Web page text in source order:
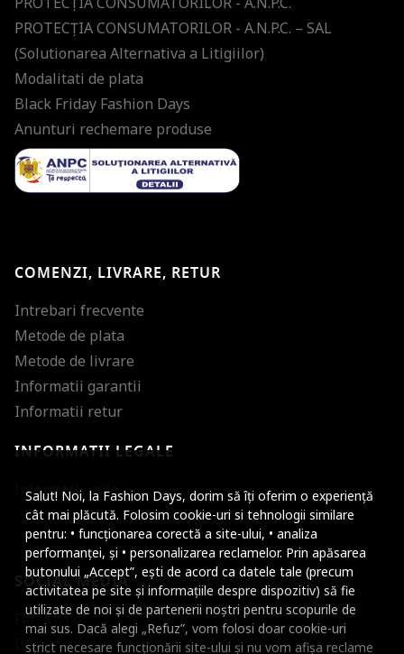
Salut! Noi, la Fashion Days, dorim să îți oferim o experiență
cât mai plăcută. Folosim cookie-uri si tehnologii similare
pentru: • funcționarea corectă a site-ului, • analiza
performanței, și • personalizarea reclamelor. Prin apăsarea
butonului „Accept”, ești de acord ca datele tale (precum
activitatea pe site și informațiile despre dispozitiv) să fie
utilizate de noi și de partenerii noștri pentru scopurile de
mai sus. Dacă alegi „Refuz”, vom folosi doar cookie-uri
strict necesare funcționării site-ului și nu vom afișa reclame
PROTECŢIA CONSUMATORILOR - A.N.P.C. – SAL
(Solutionarea Alternativa a Litigiilor)
Modalitati de plata
Black Friday Fashion Days
Anunturi rechemare produse
COMENZI, LIVRARE, RETUR
Intrebari frecvente
Metode de plata
Metode de livrare
Informatii garantii
Informatii retur
INFORMATII LEGALE
Informatii utile
SOCIAL MEDIA
Facebook
Instagram
Micsoreaza
Mareste spatierea
Micsoreaza
Mareste inaltimea